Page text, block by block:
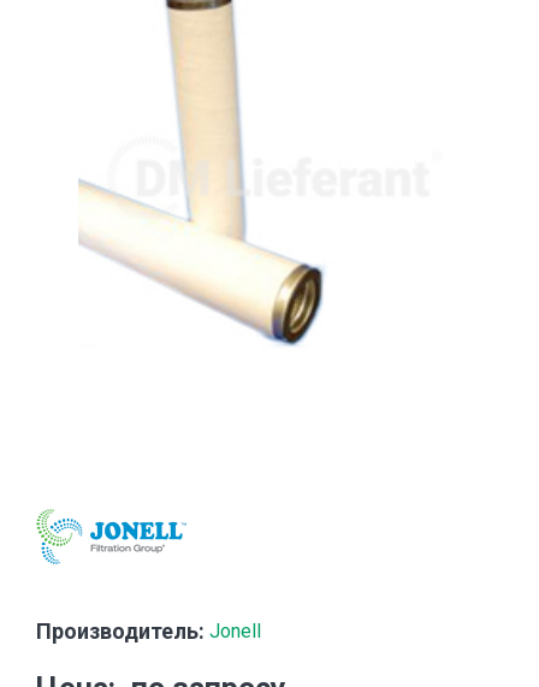
Производитель: Jonell